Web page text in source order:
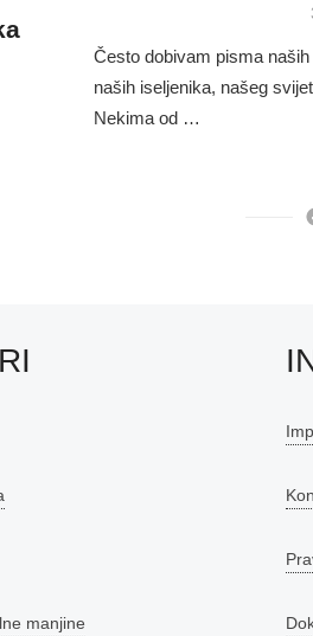
Često dobivam pisma
naših iseljenika, našeg
Nekima od …
manjine